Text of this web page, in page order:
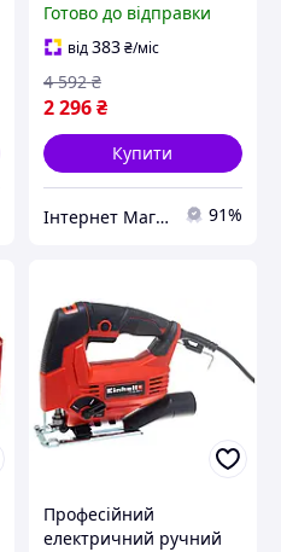
Лобзики для дому,
Потужний електро
лобзик, Стаціонарний
лобзик, MTS
Готово до відправки
від383₴/міс
2 296₴
4 592 ₴
Купити
Інтернет Магазин "StepShop" 91%
Професійний
електричний ручний